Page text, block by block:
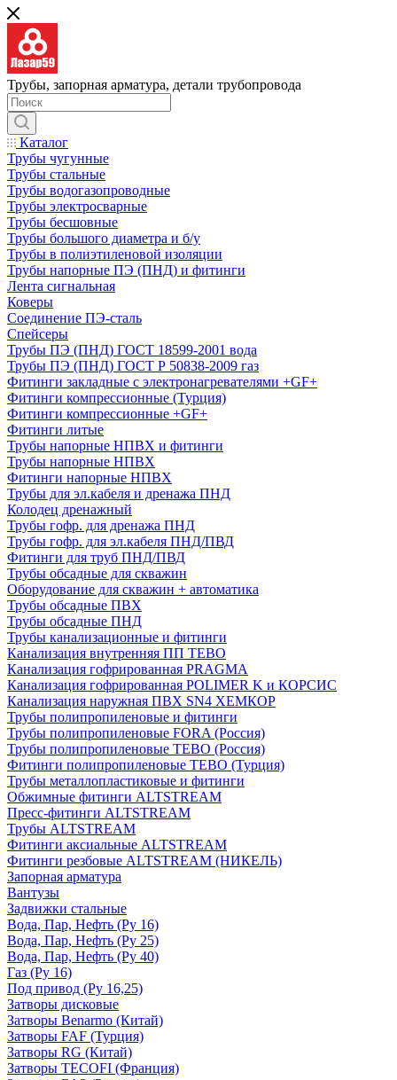
Трубы, запорная арматура, детали трубопровода
Каталог
Трубы чугунные
Трубы стальные
Трубы водогазопроводные
Трубы электросварные
Трубы бесшовные
Трубы большого диаметра и б/у
Трубы в полиэтиленовой изоляции
Трубы напорные ПЭ (ПНД) и фитинги
Лента сигнальная
Коверы
Соединение ПЭ-сталь
Спейсеры
Трубы ПЭ (ПНД) ГОСТ 18599-2001 вода
Трубы ПЭ (ПНД) ГОСТ Р 50838-2009 газ
Фитинги закладные с электронагревателями +GF+
Фитинги компрессионные (Турция)
Фитинги компрессионные +GF+
Фитинги литые
Трубы напорные НПВХ и фитинги
Трубы напорные НПВХ
Фитинги напорные НПВХ
Трубы для эл.кабеля и дренажа ПНД
Колодец дренажный
Трубы гофр. для дренажа ПНД
Трубы гофр. для эл.кабеля ПНД/ПВД
Фитинги для труб ПНД/ПВД
Трубы обсадные для скважин
Оборудование для скважин + автоматика
Трубы обсадные ПВХ
Трубы обсадные ПНД
Трубы канализационные и фитинги
Канализация внутренняя ПП TEBO
Канализация гофрированная PRAGMA
Канализация гофрированная POLIMER K и КОРСИС
Канализация наружная ПВХ SN4 ХЕМКОР
Трубы полипропиленовые и фитинги
Трубы полипропиленовые FORA (Россия)
Трубы полипропиленовые TEBO (Россия)
Фитинги полипропиленовые TEBO (Турция)
Трубы металлопластиковые и фитинги
Обжимные фитинги ALTSTREAM
Пресс-фитинги ALTSTREAM
Трубы ALTSTREAM
Фитинги аксиальные ALTSTREAM
Фитинги резбовые ALTSTREAM (НИКЕЛЬ)
Запорная арматура
Вантузы
Задвижки стальные
Вода, Пар, Нефть (Ру 16)
Вода, Пар, Нефть (Ру 25)
Вода, Пар, Нефть (Ру 40)
Газ (Ру 16)
Под привод (Ру 16,25)
Затворы дисковые
Затворы Benarmo (Китай)
Затворы FAF (Турция)
Затворы RG (Китай)
Затворы TECOFI (Франция)